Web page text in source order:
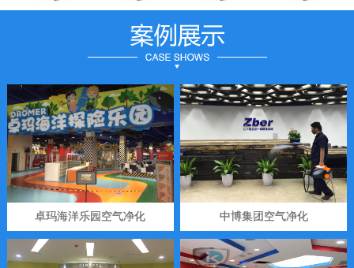
卓玛海洋乐园空气净化 中博集团空气净化